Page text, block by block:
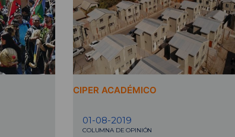
CIPER ACADÉMICO
01-08-2019
COLUMNA DE OPINIÓN